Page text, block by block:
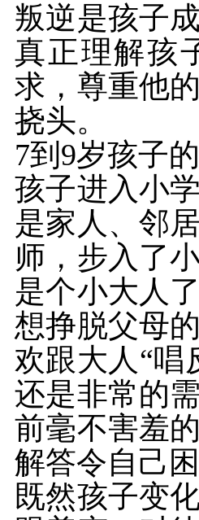
叛逆是孩子
真正理解孩
求，尊重他
挠头。
7到9岁孩子
孩子进入小
是家人、邻
师，步入了
是个小大人
想挣脱父母
欢跟大人“唱
还是非常的
前毫不害羞
解答令自己
既然孩子变